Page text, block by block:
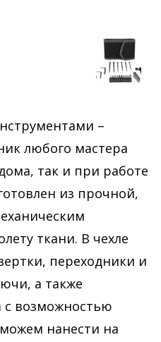
–
любого мастера
так и при работе
из прочной,
ткани. В чехле
переходники и
а также
с возможностью
нанести на